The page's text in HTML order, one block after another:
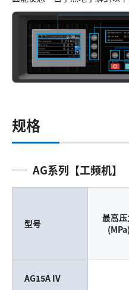
规格
AG系列【工频机】
型号
最高压
(MPa)
AG15A IV